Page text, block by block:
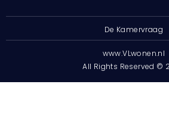
De Kamervraag
www.VLwonen.nl
All Rights Reserved ©